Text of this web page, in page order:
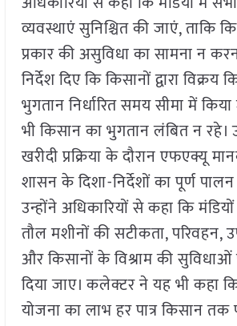
व्यवस्थाएं सुनिश्चित की जाएं, ताकि
प्रकार की असुविधा का सामना न
निर्देश दिए कि किसानों द्वारा
भुगतान निर्धारित समय सीमा में
भी किसान का भुगतान लंबित न रहे।
खरीदी प्रक्रिया के दौरान एफएक्यू
शासन के दिशा-निर्देशों का पूर्ण
उन्होंने अधिकारियों से कहा कि
तौल मशीनों की सटीकता,
और किसानों के विश्राम की सुविधाओं
दिया जाए। कलेक्टर ने यह भी कहा
योजना का लाभ हर पात्र किसान तक